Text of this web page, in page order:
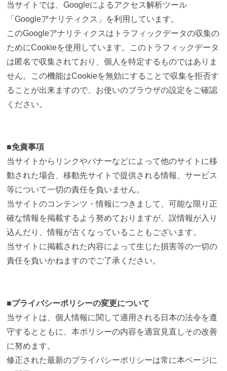
当サイトでは、Googleによるアクセス解析ツール
「Googleアナリティクス」を利用しています。
このGoogleアナリティクスはトラフィックデータの収集の
ためにCookieを使用しています。このトラフィックデータ
は匿名で収集されており、個人を特定するものではありま
せん。この機能はCookieを無効にすることで収集を拒否す
ることが出来ますので、お使いのブラウザの設定をご確認
ください。
■免責事項
当サイトからリンクやバナーなどによって他のサイトに移
動された場合、移動先サイトで提供される情報、サービス
等について一切の責任を負いません。
当サイトのコンテンツ・情報につきまして、可能な限り正
確な情報を掲載するよう努めておりますが、誤情報が入り
込んだり、情報が古くなっていることもございます。
当サイトに掲載された内容によって生じた損害等の一切の
責任を負いかねますのでご了承ください。
■プライバシーポリシーの変更について
当サイトは、個人情報に関して適用される日本の法令を遵
守するとともに、本ポリシーの内容を適宜見直しその改善
に努めます。
修正された最新のプライバシーポリシーは常に本ページに